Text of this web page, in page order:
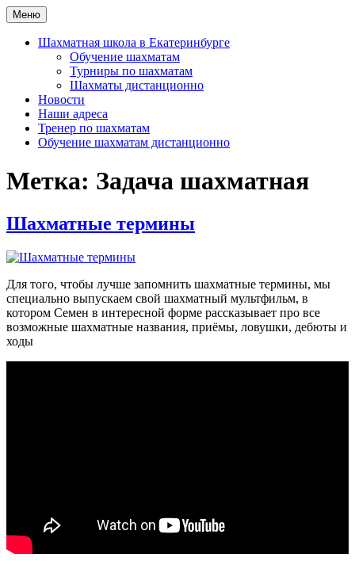
Перейти
к
содержимому
Шахматная школа Шахматное искусство
Шахматная школа в Москве, Санкт-Петербурге, Сочи и
Екатеринбурге
Меню
Шахматная школа в Екатеринбурге
Обучение шахматам
Турниры по шахматам
Шахматы дистанционно
Новости
Наши адреса
Тренер по шахматам
Обучение шахматам дистанционно
Метка: Задача шахматная
Шахматные термины
Для того, чтобы лучше запомнить шахматные термины, мы
специально выпускаем свой шахматный мультфильм, в
котором Семен в интересной форме рассказывает про все
возможные шахматные названия, приёмы, ловушки, дебюты и
ходы